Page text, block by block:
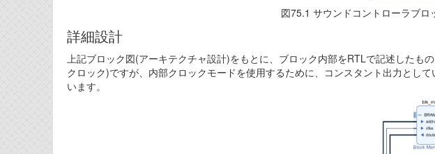
図75.1 サウンドコントローラブロ
詳細設計
上記ブロック図(アーキテクチャ設計)をもとに、ブロック内部をRTLで記述したも
クロック)ですが、内部クロックモードを使用するために、コンスタント出力とし
います。